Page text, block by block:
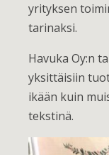
yrityksen
tarinaksi.
Havuka Oy:n
yksittäisiin
ikään kuin
tekstinä.